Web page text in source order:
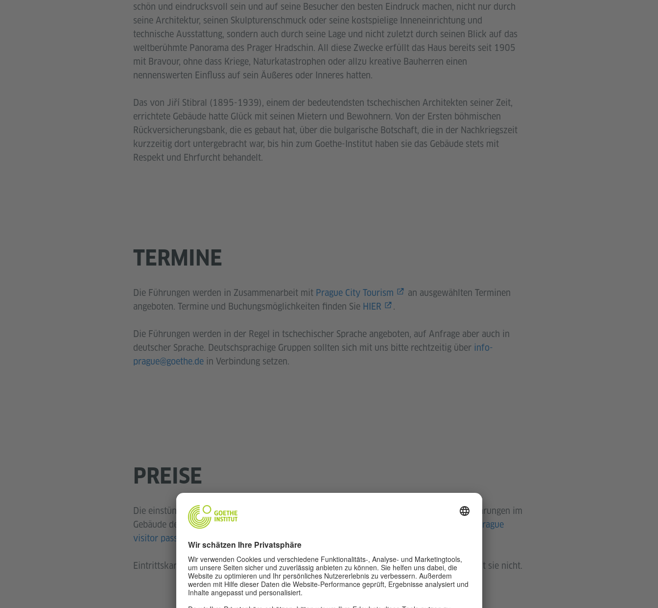
schön und eindrucksvoll sein und auf seine Besucher den besten Eindruck machen, nicht nur durch
seine Architektur, seinen Skulpturenschmuck oder seine kostspielige Inneneinrichtung und
technische Ausstattung, sondern auch durch seine Lage und nicht zuletzt durch seinen Blick auf das
weltberühmte Panorama des Prager Hradschin. All diese Zwecke erfüllt das Haus bereits seit 1905
mit Bravour, ohne dass Kriege, Naturkatastrophen oder allzu kreative Bauherren einen
nennenswerten Einfluss auf sein Äußeres oder Inneres hatten.
Das von Jiří Stibral (1895-1939), einem der bedeutendsten tschechischen Architekten seiner Zeit,
errichtete Gebäude hatte Glück mit seinen Mietern und Bewohnern. Von der Ersten böhmischen
Rückversicherungsbank, die es gebaut hat, über die bulgarische Botschaft, die in der Nachkriegszeit
kurzzeitig dort untergebracht war, bis hin zum Goethe-Institut haben sie das Gebäude stets mit
Respekt und Ehrfurcht behandelt.
TERMINE
Die Führungen werden in Zusammenarbeit mit Prague City Tourism
an ausgewählten Terminen
angeboten. Termine und Buchungsmöglichkeiten finden Sie HIER .
Die Führungen werden in der Regel in tschechischer Sprache angeboten, auf Anfrage aber auch in
deutscher Sprache. Deutschsprachige Gruppen sollten sich mit uns bitte rechtzeitig über info-
prague@goethe.de in Verbindung setzen.
PREISE
Die einstündige Führung wird zu einem Preis von
pro Person angeboten. Die Führungen im
Gebäude des Goethe-Instituts sind nicht ermäßigt und können mit dem Besucherausweis
Prague
visitor pass
Eintrittskarten werden vonPrague City Tourism angeboten, das Goethe-Institut verkauft sie nicht.